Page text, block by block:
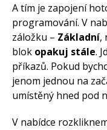
A tím je zapojení
programování. V
záložku – Základní,
blok opakuj stále.
příkazů. Pokud
jenom jednou na
umístěný hned pod
V nabídce